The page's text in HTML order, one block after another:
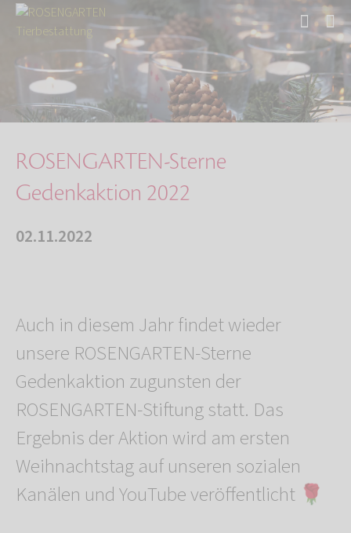
Start
Aktuelles
ROSENGARTEN-Sterne Gedenkaktion 2022
ROSENGARTEN-Sterne
Gedenkaktion 2022
02.11.2022
Auch in diesem Jahr findet wieder
unsere ROSENGARTEN-Sterne
Gedenkaktion zugunsten der
ROSENGARTEN-Stiftung statt. Das
Ergebnis der Aktion wird am ersten
Weihnachtstag auf unseren sozialen
Kanälen und YouTube veröffentlicht 🌹